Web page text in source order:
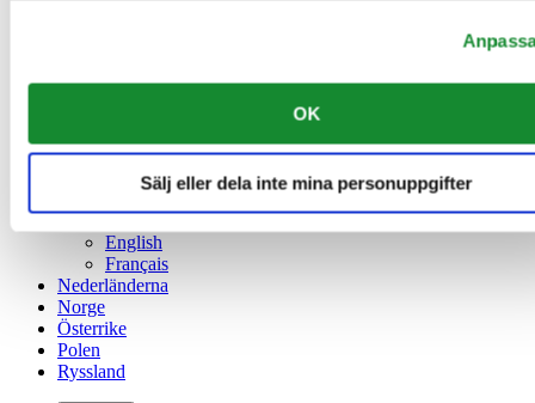
OK
Sälj eller dela inte mina personuppgifter
France
English
简体中文
Luxemburg
English
Français
Nederländerna
Norge
Österrike
Polen
Ryssland